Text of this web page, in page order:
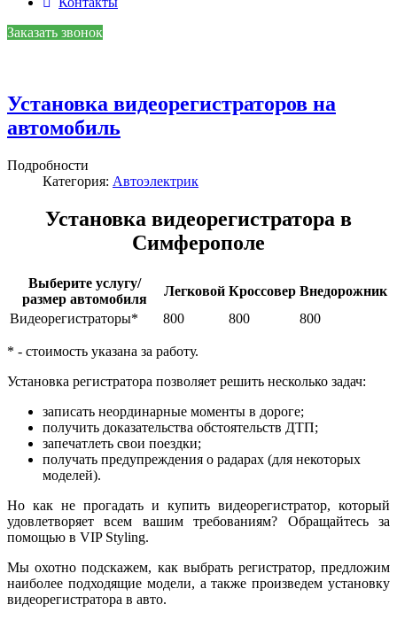
Заказать звонок
Установка видеорегистраторов на
автомобиль
Подробности
Категория: Автоэлектрик
Установка видеорегистратора в
Симферополе
Выберите услугу/
размер автомобиля
Легковой Кроссовер Внедорожник
Видеорегистраторы*
800 800 800
* - стоимость указана за работу.
Установка регистратора позволяет решить несколько задач:
записать неординарные моменты в дороге;
получить доказательства обстоятельств ДТП;
запечатлеть свои поездки;
получать предупреждения о радарах (для некоторых
моделей).
Но как не прогадать и купить видеорегистратор, который
удовлетворяет всем вашим требованиям? Обращайтесь за
помощью в VIP Styling.
Мы охотно подскажем, как выбрать регистратор, предложим
наиболее подходящие модели, а также произведем установку
видеорегистратора в авто.